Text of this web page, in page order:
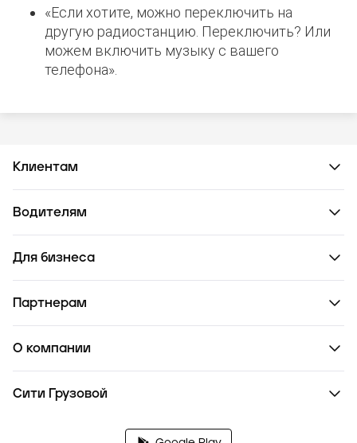
«Если хотите, можно переключить на
другую радиостанцию. Переключить? Или
можем включить музыку с вашего
телефона».
Клиентам
Водителям
Для бизнеса
Партнерам
О компании
Сити Грузовой